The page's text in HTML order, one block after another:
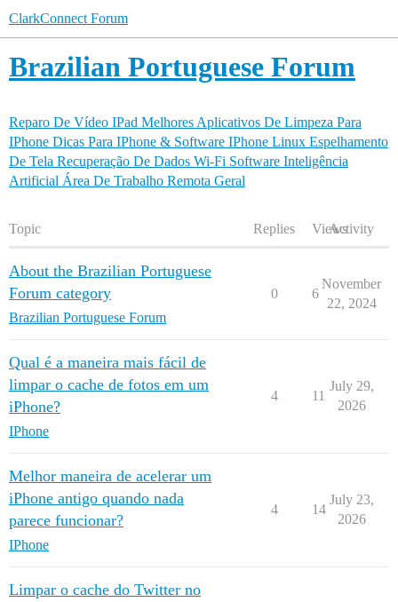
ClarkConnect Forum
Brazilian Portuguese Forum
Reparo De Vídeo IPad Melhores Aplicativos De Limpeza Para
IPhone Dicas Para IPhone & Software IPhone Linux Espelhamento
De Tela Recuperação De Dados Wi-Fi Software Inteligência
Artificial Área De Trabalho Remota Geral
Topic Replies ViewsActivity
About the Brazilian Portuguese
Forum category
Brazilian Portuguese Forum
0 6
November
22, 2024
Qual é a maneira mais fácil de
limpar o cache de fotos em um
iPhone?
IPhone
4 11
July 29,
2026
Melhor maneira de acelerar um
iPhone antigo quando nada
parece funcionar?
IPhone
4 14
July 23,
2026
Limpar o cache do Twitter no